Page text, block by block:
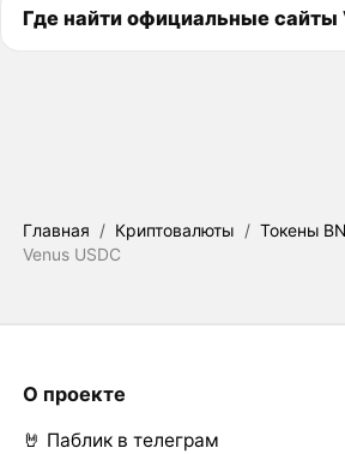
Где найти официальные сайты
Главная / Криптовалюты / Токены
Venus USDC
О проекте
🤘 Паблик в телеграм